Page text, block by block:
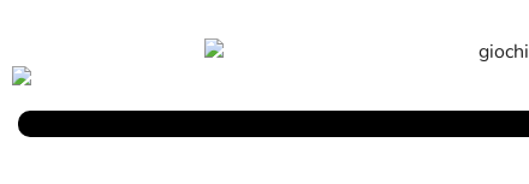
Parlano Di Noi